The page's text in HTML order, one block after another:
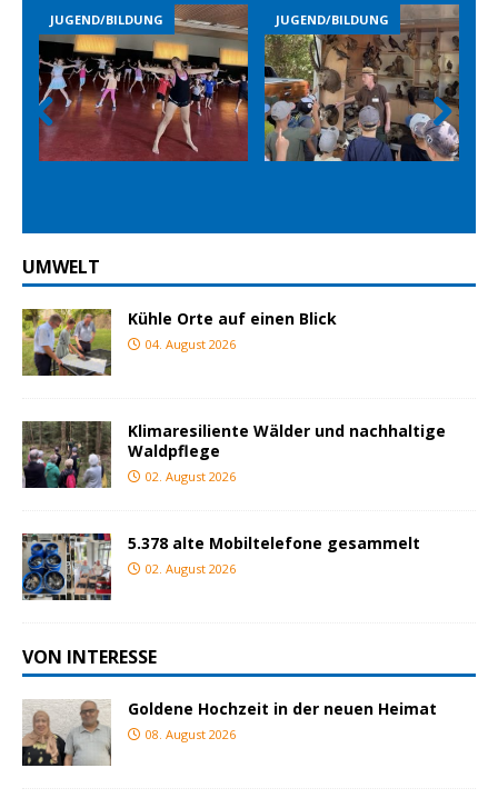
JUGEND/BILDUNG JUGEND/BILDUNG
Prev
ious
Nex
t
UMWELT
Kühle Orte auf einen Blick
04. August 2026
Klimaresiliente Wälder und nachhaltige
Waldpflege
02. August 2026
5.378 alte Mobiltelefone gesammelt
02. August 2026
VON INTERESSE
Goldene Hochzeit in der neuen Heimat
08. August 2026